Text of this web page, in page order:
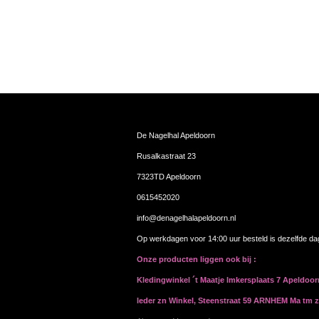
De Nagelhal Apeldoorn
Rusalkastraat 23
7323TD Apeldoorn
0615452020
info@denagelhalapeldoorn.nl
Op werkdagen voor 14:00 uur besteld is dezelfde
Onze producten liggen ook bij :
Kledingwinkel ´t Maatje Imkersplaats 7
Ieder zn Winkel, Steenstraat 59 ARNHEM Ma tm